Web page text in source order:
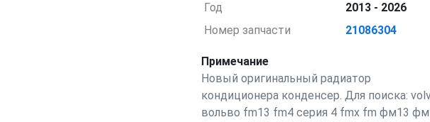
Год
2013 - 2026
Номер запчасти
21086304
Примечание
Новый оригинальный радиатор
кондиционера конденсер. Для поиска:
вольво fm13 fm4 серия 4 fmx fm фм13